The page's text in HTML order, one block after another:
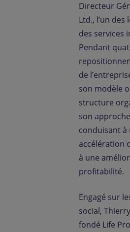
Directeur
Ltd., l’un
des services
Pendant
de
son modèle
structure
son
conduisant à
accélération
à une
profitabilité.
Engagé sur
social,
fondé Life